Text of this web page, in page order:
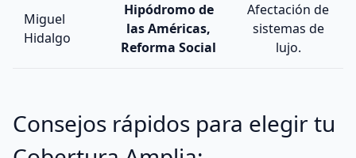
Miguel
Hidalgo
Hipódromo de
las Américas,
Reforma Social
Afectación de
sistemas de
lujo.
Consejos rápidos para elegir tu